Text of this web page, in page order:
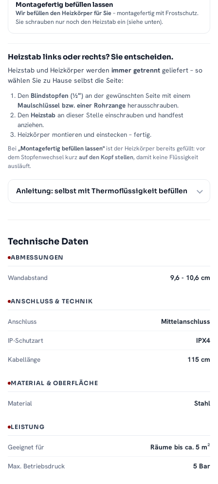
Montagefertig befüllen lassen
Wir befüllen den Heizkörper für Sie– montagefertig mit Frostschutz.
Sie schrauben nur noch den Heizstab ein (siehe unten).
Heizstab links oder rechts? Sie entscheiden.
Heizstab und Heizkörper werden immer getrennt geliefert – so
wählen Sie zu Hause selbst die Seite:
Den Blindstopfen (½″) an der gewünschten Seite mit einem
Maulschlüssel bzw. einer Rohrzange herausschrauben.
Den Heizstab an dieser Stelle einschrauben und handfest
anziehen.
Heizkörper montieren und einstecken – fertig.
Bei „Montagefertig befüllen lassen"ist der Heizkörper bereits gefüllt: vor
dem Stopfenwechsel kurzauf den Kopf stellen, damit keine Flüssigkeit
ausläuft.
Anleitung: selbst mit Thermoflüssigkeit befüllen
Technische Daten
ABMESSUNGEN
Wandabstand 9,6 - 10,6 cm
ANSCHLUSS & TECHNIK
Anschluss Mittelanschluss
IP-Schutzart IPX4
Kabellänge 115 cm
MATERIAL & OBERFLÄCHE
Material Stahl
LEISTUNG
Geeignet für Räume bis ca. 5 m²
Max. Betriebsdruck 5 Bar